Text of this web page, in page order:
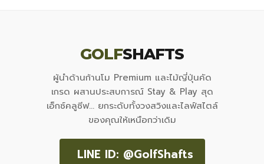
GOLFSHAFTS
ผู้นำด้านก้านโม Premium และไม้ญี่ปุ่นคัด
เกรด ผสานประสบการณ์ Stay & Play สุด
เอ็กซ์คลูซีฟ... ยกระดับทั้งวงสวิงและไลฟ์สไตล์
ของคุณให้เหนือกว่าเดิม
LINE ID: @GolfShafts